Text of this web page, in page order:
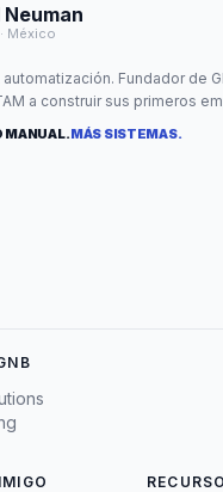
México
Fundador de
a construir sus primeros
MANUAL.MÁS SISTEMAS.